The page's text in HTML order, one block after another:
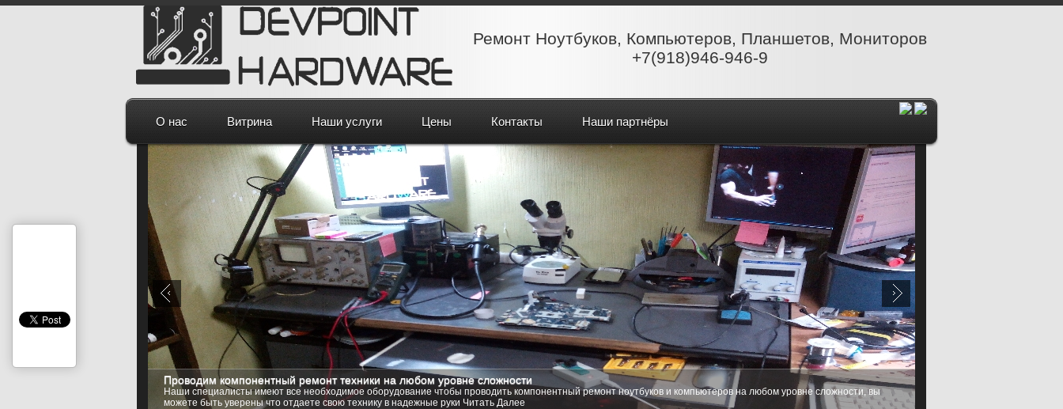
Ремонт Ноутбуков, Компьютеров, Планшетов, Мониторов
+7(918)946-946-9
О нас Витрина Наши услуги Цены Контакты Наши партнёры
Проводим компонентный ремонт техники на любом уровне сложности
Наши специалисты имеют все необходимое оборудование чтобы проводить компонентный ремонт ноутбуков и компьютеров на любом уровне сложности, вы
можете быть уверены что отдаете свою технику в надежные руки Читать Далее
Установка любой операционной системы
Мы имеем возможность установить на ваш компьютер практически любую операционную систему на ваш выбор, от любых Microsoft Windows XP, Windows 7,
Windows 8 (8.1), Windows 10, до самых изощренных Linux Red Hat, Ubuntu, Kubuntu, и даже любую из семейства Free BSDЧитать Далее